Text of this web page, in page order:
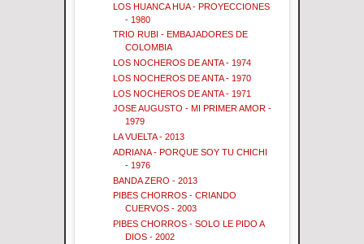
LOS HUANCA HUA - PROYECCIONES
- 1980
TRIO RUBI - EMBAJADORES DE
COLOMBIA
LOS NOCHEROS DE ANTA - 1974
LOS NOCHEROS DE ANTA - 1970
LOS NOCHEROS DE ANTA - 1971
JOSE AUGUSTO - MI PRIMER AMOR -
1979
LA VUELTA - 2013
ADRIANA - PORQUE SOY TU CHICHI
- 1976
BANDA ZERO - 2013
PIBES CHORROS - CRIANDO
CUERVOS - 2003
PIBES CHORROS - SOLO LE PIDO A
DIOS - 2002